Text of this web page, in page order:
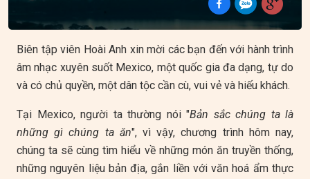
Biên tập viên Hoài Anh xin mời các bạn đến với hành trình
âm nhạc xuyên suốt Mexico, một quốc gia đa dạng, tự do
và có chủ quyền, một dân tộc cần cù, vui vẻ và hiếu khách.
Tại Mexico, người ta thường nói "Bản sắc chúng ta là
những gì chúng ta ăn", vì vậy, chương trình hôm nay,
chúng ta sẽ cùng tìm hiểu về những món ăn truyền thống,
những nguyên liệu bản địa, gắn liền với văn hoá ẩm thực